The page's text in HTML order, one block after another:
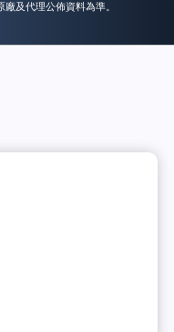
及代理公佈資料為準。